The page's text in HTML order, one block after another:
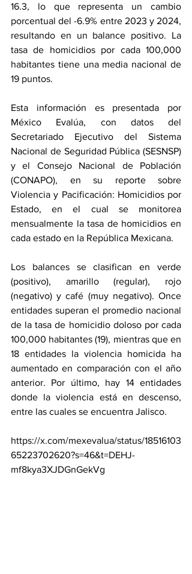
16.3, lo que representa un cambio
porcentual del -6.9% entre 2023 y 2024,
resultando en un balance positivo. La
tasa de homicidios por cada 100,000
habitantes tiene una media nacional de
19 puntos.
Esta información es presentada por
México Evalúa, con datos del
Secretariado Ejecutivo del Sistema
Nacional de Seguridad Pública (SESNSP)
y el Consejo Nacional de Población
(CONAPO), en su reporte sobre
Violencia y Pacificación: Homicidios por
Estado, en el cual se monitorea
mensualmente la tasa de homicidios en
cada estado en la República Mexicana.
Los balances se clasifican en verde
(positivo), amarillo (regular), rojo
(negativo) y café (muy negativo). Once
entidades superan el promedio nacional
de la tasa de homicidio doloso por cada
100,000 habitantes (19), mientras que en
18 entidades la violencia homicida ha
aumentado en comparación con el año
anterior. Por último, hay 14 entidades
donde la violencia está en descenso,
entre las cuales se encuentra Jalisco.
https://x.com/mexevalua/status/18516103
65223702620?s=46&t=DEHJ-
mf8kya3XJDGnGekVg